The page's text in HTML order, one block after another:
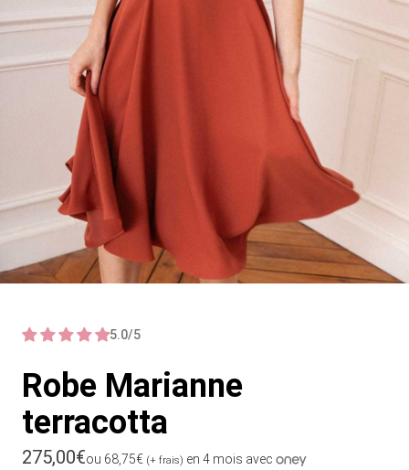
5.0/5
Robe Marianne
terracotta
Prix habituel
275,00€ou 68,75€ (+ frais) en 4 mois avec